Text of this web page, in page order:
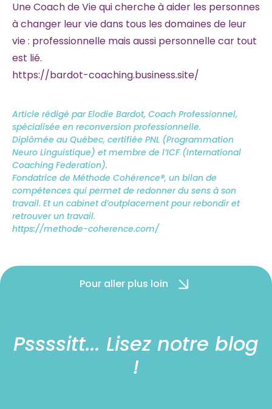
Une Coach de Vie qui cherche à aider les personnes
à changer leur vie dans tous les domaines de leur
vie : professionnelle mais aussi personnelle car tout
est lié.
https://bardot-coaching.business.site/
Article rédigé par Elodie Bardot, Coach Professionnel,
spécialisée en reconversion professionnelle.
Diplômée au Québec, certifiée PNL (Programmation
Neuro Linguistique) et membre de l’ICF (International
Coaching Federation).
Fondatrice de Méthode Cohérence®, un bilan de
compétences qui permet de redonner du sens à son
travail. Et un cabinet d’outplacement pour rebondir et
retrouver un travail.
https://methode-coherence.com/
Pour aller plus loin
Pssssitt... Lisez notre blog
!